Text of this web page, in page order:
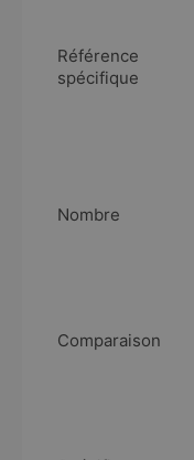
Référence
spécifique
Nombre
Comparaison